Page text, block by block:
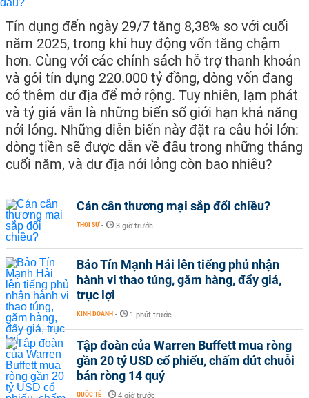
Tín dụng đến ngày 29/7 tăng 8,38% so với cuối
năm 2025, trong khi huy động vốn tăng chậm
hơn. Cùng với các chính sách hỗ trợ thanh khoản
và gói tín dụng 220.000 tỷ đồng, dòng vốn đang
có thêm dư địa để mở rộng. Tuy nhiên, lạm phát
và tỷ giá vẫn là những biến số giới hạn khả năng
nới lỏng. Những diễn biến này đặt ra câu hỏi lớn:
dòng tiền sẽ được dẫn về đâu trong những tháng
cuối năm, và dư địa nới lỏng còn bao nhiêu?
Cán cân thương mại sắp đổi chiều?
THỜI SỰ - 3 giờ trước
Bảo Tín Mạnh Hải lên tiếng phủ nhận
hành vi thao túng, găm hàng, đẩy giá,
trục lợi
KINH DOANH - 1 phút trước
Tập đoàn của Warren Buffett mua ròng
gần 20 tỷ USD cổ phiếu, chấm dứt chuỗi
bán ròng 14 quý
QUỐC TẾ - 4 giờ trước